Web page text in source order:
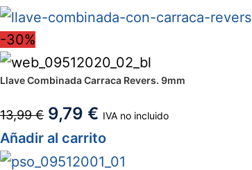
-30%
Llave Combinada Carraca Revers. 9mm
13,99€ 9,79 € IVA no incluido
Añadir al carrito